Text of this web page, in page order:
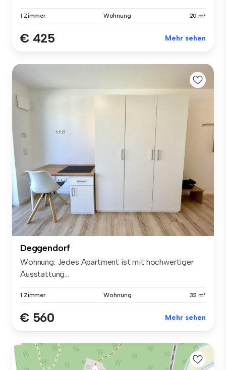
1 Zimmer Wohnung 20 m²
€ 425 Mehr sehen
Deggendorf
Wohnung: Jedes Apartment ist mit hochwertiger
Ausstattung...
1 Zimmer Wohnung 32 m²
€ 560 Mehr sehen